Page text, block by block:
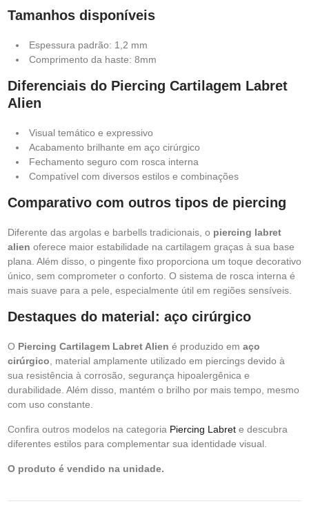
Tamanhos disponíveis
Espessura padrão: 1,2 mm
Comprimento da haste: 8mm
Diferenciais do Piercing Cartilagem Labret
Alien
Visual temático e expressivo
Acabamento brilhante em aço cirúrgico
Fechamento seguro com rosca interna
Compatível com diversos estilos e combinações
Comparativo com outros tipos de piercing
Diferente das argolas e barbells tradicionais, o piercing labret
alien oferece maior estabilidade na cartilagem graças à sua base
plana. Além disso, o pingente fixo proporciona um toque decorativo
único, sem comprometer o conforto. O sistema de rosca interna é
mais suave para a pele, especialmente útil em regiões sensíveis.
Destaques do material: aço cirúrgico
O Piercing Cartilagem Labret Alien é produzido em aço
cirúrgico , material amplamente utilizado em piercings devido à
sua resistência à corrosão, segurança hipoalergênica e
durabilidade. Além disso, mantém o brilho por mais tempo, mesmo
com uso constante.
Confira outros modelos na categoria Piercing Labret e descubra
diferentes estilos para complementar sua identidade visual.
O produto é vendido na unidade.